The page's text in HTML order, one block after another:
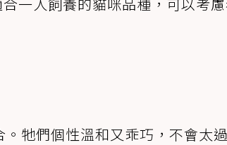
牠們個性溫和又乖巧，不會太